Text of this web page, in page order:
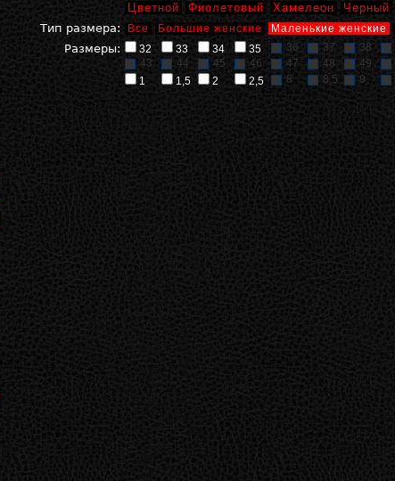
Цветной
Фиолетовый Хамелеон
Черный
Тип размера:
Все Большие женские Маленькие женские
Размеры: 32 33 34 35 36 37 38
43
44 45 46 47 48 49
1
1,5 2 2,5 8 8,5 9